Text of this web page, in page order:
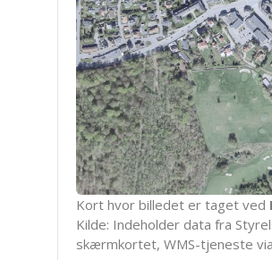
Kort hvor billedet er taget ved
Kilde: Indeholder data fra
skærmkortet, WMS-tjeneste